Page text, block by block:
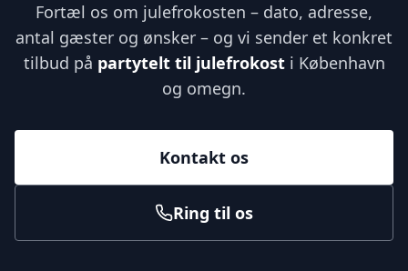
Fortæl os om julefrokosten – dato, adresse,
antal gæster og ønsker – og vi sender et konkret
tilbud på partytelt til julefrokosti København
og omegn.
Kontakt os
Ring til os